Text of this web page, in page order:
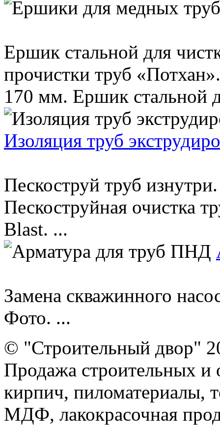
Ершик стальной для
прочистки труб
170 мм. Ершик стальной
Изоляция труб
Пескоструй труб
Пескоструйная очистка
Blast. ...
Замена скважинного
Фото. ...
© "Строительный двор"
Продажа строительных и
кирпич, пиломатериалы,
МДФ, лакокрасочная